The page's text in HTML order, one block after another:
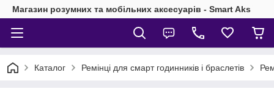
Магазин розумних та мобільних аксесуарів - Smart Aks
Каталог Ремінці для смарт годинників і браслетів